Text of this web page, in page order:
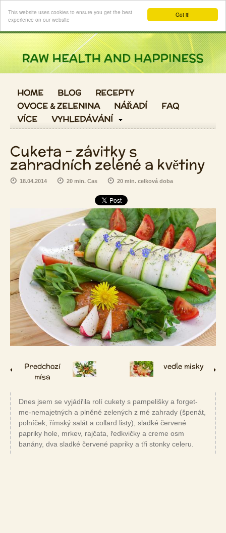
Got it!
This website uses cookies to ensure you get the best
experience on our website
Login
HOME BLOG
RECEPTY
OVOCE & ZELENINA
NÁŘADÍ
FAQ
VÍCE
VYHLEDÁVÁNÍ
Cuketa - závitky s
zahradních zelené a květiny
18.04.2014 20 min. Cas 20 min. celková doba
Predchozí
mísa
vedle misky
Dnes jsem se vyjádřila rolí cukety s pampelišky a forget-
me-nemajetných a plněné zelených z mé zahrady (špenát,
polníček, římský salát a collard listy), sladké červené
papriky hole, mrkev, rajčata, ředkvičky a creme osm
banány, dva sladké červené papriky a tři stonky celeru.